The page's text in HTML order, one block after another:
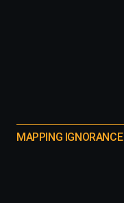
MAPPING IGNORANCE